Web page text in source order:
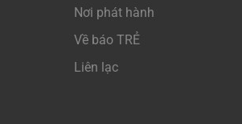
Nơi phát hành
Về báo TRẺ
Liên lạc